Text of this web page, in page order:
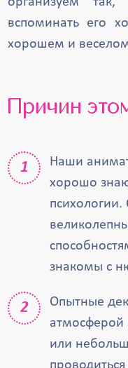
вспоминать его
хорошем и
Причин
Наши
хорошо
знакомы с
Опытные
или